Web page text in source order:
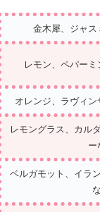
金木犀、ジャ
レモン、ペパー
オレンジ、ラヴィ
レモングラス、カル
ー
ベルガモット、イラ